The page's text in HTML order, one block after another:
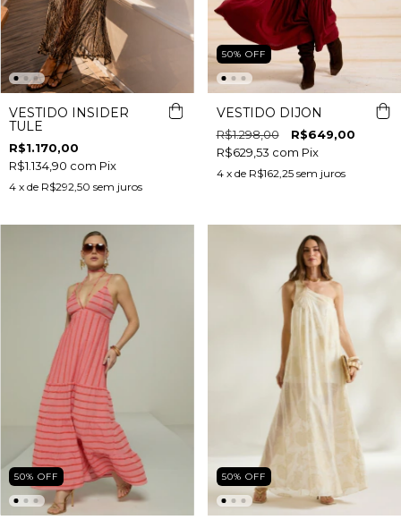
VESTIDO INSIDER
TULE
R$1.170,00
R$1.134,90 com Pix
4 x de R$292,50 sem juros
50% OFF
VESTIDO DIJON
R$1.298,00
R$649,00
R$629,53 com Pix
4 x de R$162,25 sem juros
50% OFF 50% OFF